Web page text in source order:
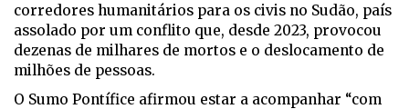
corredores humanitários para os civis no Sudão, país
assolado por um conflito que, desde 2023, provocou
dezenas de milhares de mortos e o deslocamento de
milhões de pessoas.
O Sumo Pontífice afirmou estar a acompanhar “com